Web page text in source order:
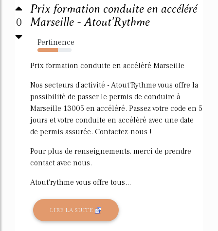
0
Prix formation conduite en accéléré
Marseille - Atout'Rythme
Pertinence
60%
Prix formation conduite en accéléré Marseille
Nos secteurs d'activité - Atout'Rythme vous offre la
possibilité de passer le permis de conduire à
Marseille 13005 en accéléré. Passez votre code en 5
jours et votre conduite en accéléré avec une date
de permis assurée. Contactez-nous !
Pour plus de renseignements, merci de prendre
contact avec nous.
Atout'rythme vous offre tous...
LIRE LA SUITE